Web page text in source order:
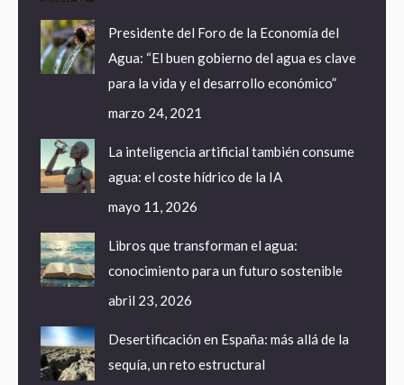
Presidente del Foro de la Economía del
Agua: “El buen gobierno del agua es clave
para la vida y el desarrollo económico”
marzo 24, 2021
La inteligencia artificial también consume
agua: el coste hídrico de la IA
mayo 11, 2026
Libros que transforman el agua:
conocimiento para un futuro sostenible
abril 23, 2026
Desertificación en España: más allá de la
sequía, un reto estructural